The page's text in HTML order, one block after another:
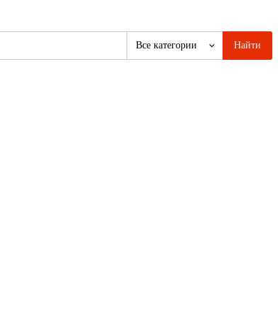
Все категории Найти